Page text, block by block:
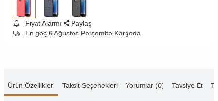
Fiyat Alarmı
Paylaş
En geç 6 Ağustos Perşembe Kargoda
Ürün Özellikleri Taksit Seçenekleri Yorumlar (0) Tavsiye Et